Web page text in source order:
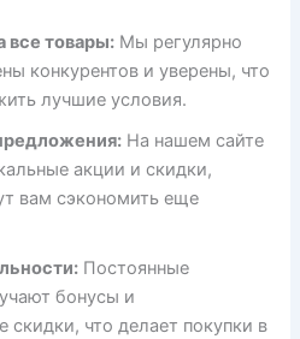
все товары: Мы регулярно
конкурентов и уверены, что
лучшие условия.
На нашем сайте
акции и скидки,
вам сэкономить еще
Постоянные
бонусы и
скидки, что делает покупки в